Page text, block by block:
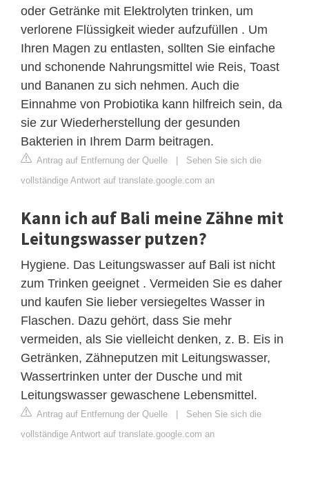
oder Getränke mit Elektrolyten trinken, um
verlorene Flüssigkeit wieder aufzufüllen . Um
Ihren Magen zu entlasten, sollten Sie einfache
und schonende Nahrungsmittel wie Reis, Toast
und Bananen zu sich nehmen. Auch die
Einnahme von Probiotika kann hilfreich sein, da
sie zur Wiederherstellung der gesunden
Bakterien in Ihrem Darm beitragen.
Antrag auf Entfernung der Quelle | Sehen Sie sich die
vollständige Antwort auf translate.google.com an
Kann ich auf Bali meine Zähne mit
Leitungswasser putzen?
Hygiene. Das Leitungswasser auf Bali ist nicht
zum Trinken geeignet . Vermeiden Sie es daher
und kaufen Sie lieber versiegeltes Wasser in
Flaschen. Dazu gehört, dass Sie mehr
vermeiden, als Sie vielleicht denken, z. B. Eis in
Getränken, Zähneputzen mit Leitungswasser,
Wassertrinken unter der Dusche und mit
Leitungswasser gewaschene Lebensmittel.
Antrag auf Entfernung der Quelle | Sehen Sie sich die
vollständige Antwort auf translate.google.com an